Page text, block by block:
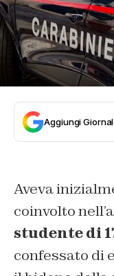
Aggiungi
Aveva
coinvolto
studente di
confessato di